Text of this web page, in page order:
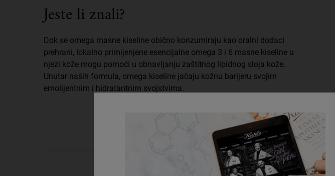
Jeste li znali?
Dok se omega masne kiseline obično konzumiraju kao oralni dodaci
prehrani, lokalno primijenjene esencijalne omega 3 i 6 masne kiseline u
njezi kože mogu pomoći u obnavljanju zaštitnog lipidnog sloja kože.
Unutar naših formula, omega kiseline jačaju kožnu barijeru svojim
emolijentnim i hidratantnim svojstvima.